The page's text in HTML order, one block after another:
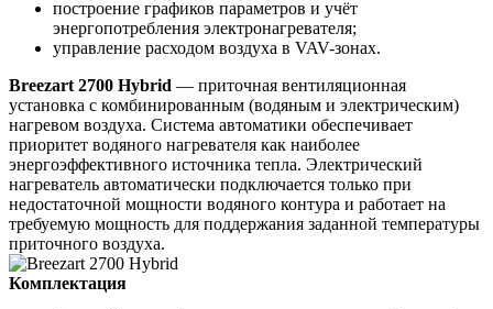
построение графиков параметров и учёт
энергопотребления электронагревателя;
управление расходом воздуха в VAV-зонах.
Breezart 2700 Hybrid — приточная вентиляционная
установка с комбинированным (водяным и электрическим)
нагревом воздуха. Система автоматики обеспечивает
приоритет водяного нагревателя как наиболее
энергоэффективного источника тепла. Электрический
нагреватель автоматически подключается только при
недостаточной мощности водяного контура и работает на
требуемую мощность для поддержания заданной температуры
приточного воздуха.
Комплектация